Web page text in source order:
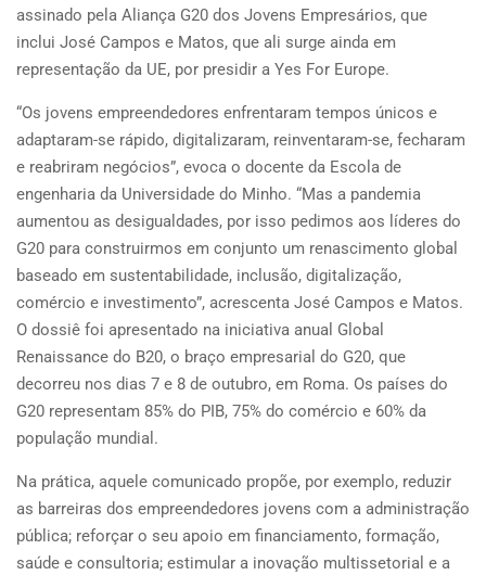
assinado pela Aliança G20 dos Jovens Empresários, que
inclui José Campos e Matos, que ali surge ainda em
representação da UE, por presidir a Yes For Europe.
“Os jovens empreendedores enfrentaram tempos únicos e
adaptaram-se rápido, digitalizaram, reinventaram-se, fecharam
e reabriram negócios”, evoca o docente da Escola de
engenharia da Universidade do Minho. “Mas a pandemia
aumentou as desigualdades, por isso pedimos aos líderes do
G20 para construirmos em conjunto um renascimento global
baseado em sustentabilidade, inclusão, digitalização,
comércio e investimento”, acrescenta José Campos e Matos.
O dossiê foi apresentado na iniciativa anual Global
Renaissance do B20, o braço empresarial do G20, que
decorreu nos dias 7 e 8 de outubro, em Roma. Os países do
G20 representam 85% do PIB, 75% do comércio e 60% da
população mundial.
Na prática, aquele comunicado propõe, por exemplo, reduzir
as barreiras dos empreendedores jovens com a administração
pública; reforçar o seu apoio em financiamento, formação,
saúde e consultoria; estimular a inovação multissetorial e a